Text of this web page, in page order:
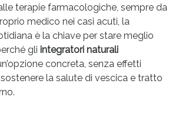
terapie farmacologiche, sempre da
medico nei casi acuti, la
è la chiave per stare meglio
gli integratori naturali
concreta, senza effetti
la salute di vescica e tratto
Fanghi: Sconto fino al 40% valido
oggi!